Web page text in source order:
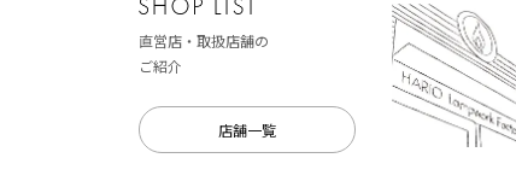
直営店・取扱店舗の
ご紹介
店舗一覧